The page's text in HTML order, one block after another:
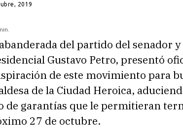
2019
del partido del senador
Gustavo Petro, presentó
de este movimiento para
de la Ciudad Heroica,
de garantías que le permitieran
27 de octubre.